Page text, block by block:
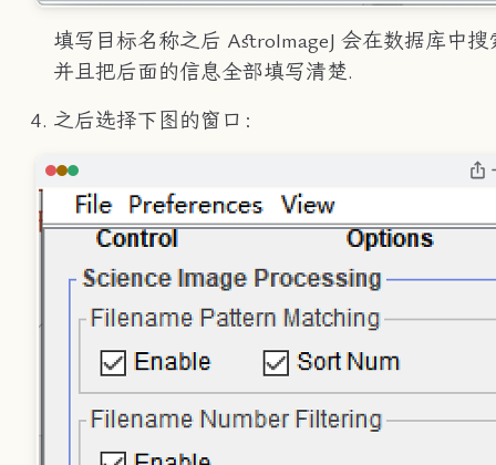
填写目标名称之后 AstroImageJ 会在数据库中搜
并且把后面的信息全部填写清楚.
之后选择下图的窗口：